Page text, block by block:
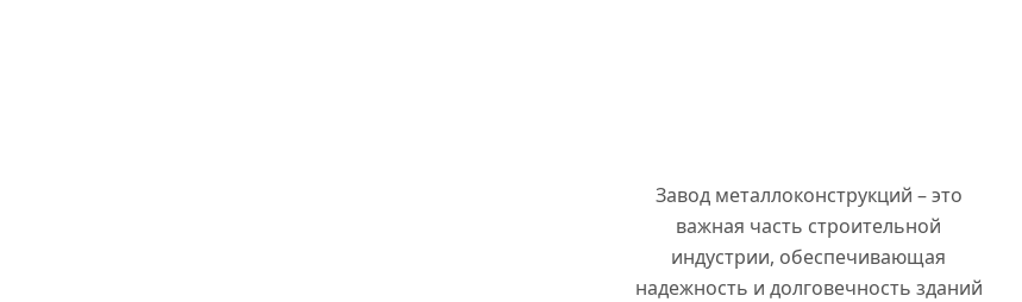
Завод металлоконструкций – это
важная часть строительной
индустрии, обеспечивающая
надежность и долговечность зданий